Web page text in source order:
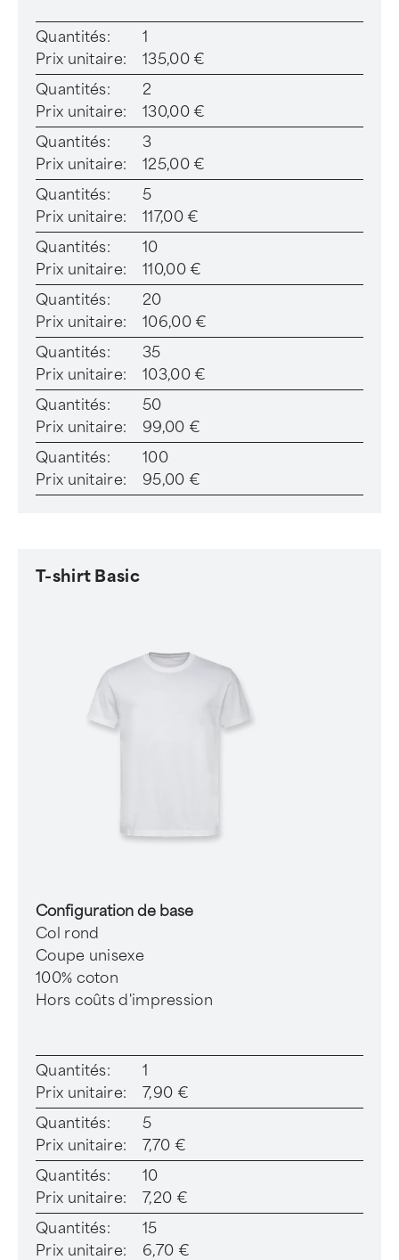
Quantités:
1
Prix unitaire:
135,00 €
Quantités:
2
Prix unitaire:
130,00 €
Quantités:
3
Prix unitaire:
125,00 €
Quantités:
5
Prix unitaire:
117,00 €
Quantités:
10
Prix unitaire:
110,00 €
Quantités:
20
Prix unitaire:
106,00 €
Quantités:
35
Prix unitaire:
103,00 €
Quantités:
50
Prix unitaire:
99,00 €
Quantités:
100
Prix unitaire:
95,00 €
T-shirt Basic
Configuration de base
Col rond
Coupe unisexe
100% coton
Hors coûts d'impression
Quantités:
1
Prix unitaire:
7,90 €
Quantités:
5
Prix unitaire:
7,70 €
Quantités:
10
Prix unitaire:
7,20 €
Quantités:
15
Prix unitaire:
6,70 €